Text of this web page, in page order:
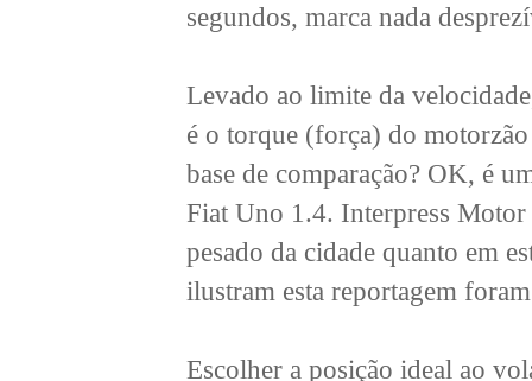
segundos, marca nada
Levado ao limite da
é o torque (força) do
base de comparação? OK, é
Fiat Uno 1.4. Interpress Motor
pesado da cidade quanto em
ilustram esta reportagem
Escolher a posição ideal ao